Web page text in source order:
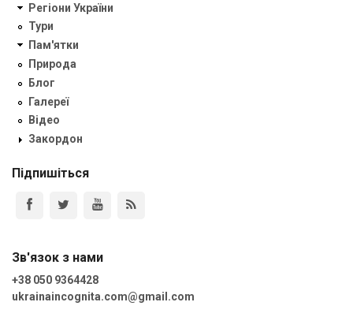
Регіони України
Тури
Пам'ятки
Природа
Блог
Галереї
Відео
Закордон
Підпишіться
Зв'язок з нами
+38 050 9364428
ukrainaincognita.com@gmail.com